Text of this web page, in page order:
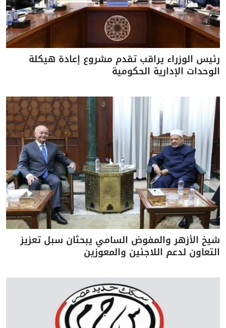
رئيس الوزراء يراقب تقدم مشروع إعادة هيكلة
الوحدات الإدارية الحكومية
شيخ الأزهر والمفوض السامي يبحثان سبل تعزيز
التعاون لدعم اللاجئين والمعوزين